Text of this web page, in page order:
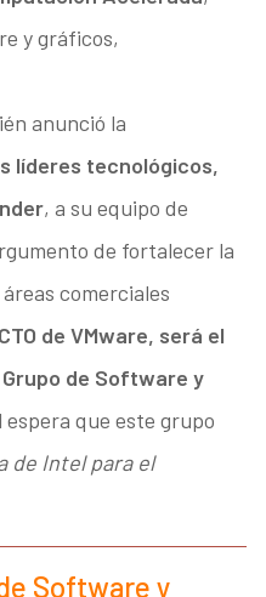
y gráficos,
anunció la
líderes tecnológicos,
, a su equipo de
de fortalecer la
comerciales
de VMware, será el
de Software y
espera que este grupo
de Intel para el
Software y